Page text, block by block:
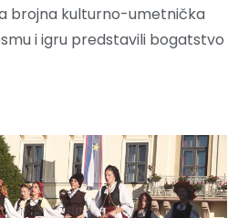
brojna kulturno-umetnička
i igru predstavili bogatstvo